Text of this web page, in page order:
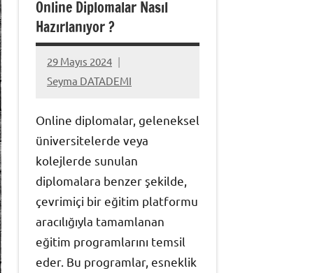
Online Diplomalar Nasıl
Hazırlanıyor ?
29 Mayıs 2024
Seyma DATADEMI
Yorum
Online diplomalar, geleneksel
üniversitelerde veya
kolejlerde sunulan
diplomalara benzer şekilde,
çevrimiçi bir eğitim platformu
aracılığıyla tamamlanan
eğitim programlarını temsil
eder. Bu programlar, esneklik